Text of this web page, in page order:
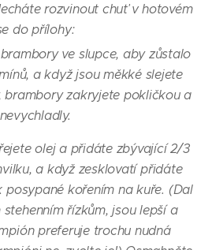
rozvinout chuť v hotovém
do přílohy:
ve slupce, aby zůstalo
a když jsou měkké slejete
brambory zakryjete pokličkou a
olej a přidáte zbývající 2/3
a když zesklovatí přidáte
posypané kořením na kuře. (Dal
řízkům, jsou lepší a
preferuje trochu nudná